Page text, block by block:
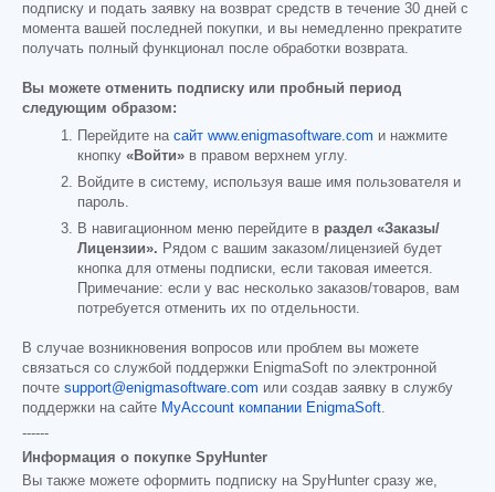
подписку и подать заявку на возврат средств в течение 30 дней с
момента вашей последней покупки, и вы немедленно прекратите
получать полный функционал после обработки возврата.
Вы можете отменить подписку или пробный период
следующим образом:
Перейдите на сайт www.enigmasoftware.com и нажмите
кнопку «Войти» в правом верхнем углу.
Войдите в систему, используя ваше имя пользователя и
пароль.
В навигационном меню перейдите в раздел «Заказы/
Лицензии». Рядом с вашим заказом/лицензией будет
кнопка для отмены подписки, если таковая имеется.
Примечание: если у вас несколько заказов/товаров, вам
потребуется отменить их по отдельности.
В случае возникновения вопросов или проблем вы можете
связаться со службой поддержки EnigmaSoft по электронной
почте support@enigmasoftware.com или создав заявку в службу
поддержки на сайте MyAccount компании EnigmaSoft.
------
Информация о покупке SpyHunter
Вы также можете оформить подписку на SpyHunter сразу же,